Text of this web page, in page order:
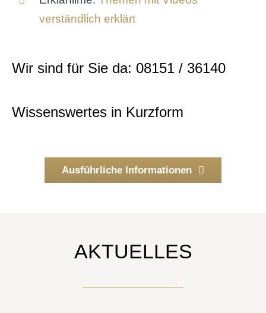
verständlich erklärt
Wir sind für Sie da: 08151 / 36140
Wissenswertes in Kurzform
Ausführliche Informationen
AKTUELLES